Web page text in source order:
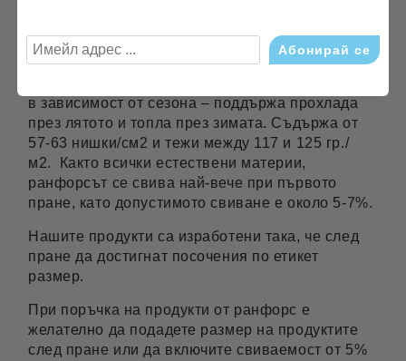
добро съотношение цена-качество.Като всяка
памучна материя, тя се характеризира с мекота
в зависимост от сезона – поддържа прохлада
през лятото и топла през зимата. Съдържа от
57-63 нишки/см2 и тежи между 117 и 125 гр./
м2. Както всички естествени материи,
ранфорсът се свива най-вече при първото
пране, като допустимото свиване е около 5-7%.
Нашите продукти са изработени така, че след
пране да достигнат посочения по етикет
размер.
При поръчка на продукти от ранфорс е
желателно да подадете размер на продуктите
след пране или да включите свиваемост от 5%